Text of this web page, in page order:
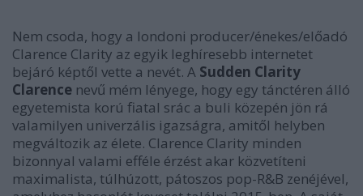
Nem csoda, hogy a londoni producer/énekes/előadó
Clarence Clarity az egyik leghíresebb internetet
bejáró képtől vette a nevét. A Sudden Clarity
Clarence nevű mém lényege, hogy egy tánctéren álló
egyetemista korú fiatal srác a buli közepén jön rá
valamilyen univerzális igazságra, amitől helyben
megváltozik az élete. Clarence Clarity minden
bizonnyal valami efféle érzést akar közvetíteni
maximalista, túlhúzott, pátoszos pop-R&B zenéjével,